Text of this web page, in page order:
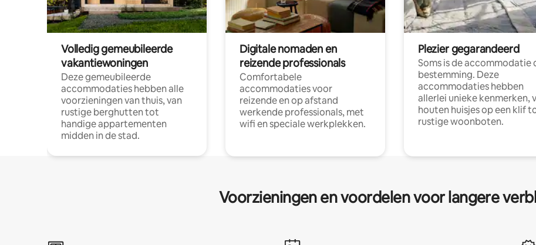
Volledig gemeubileerde
vakantiewoningen
Deze gemeubileerde
accommodaties hebben alle
voorzieningen van thuis, van
rustige berghutten tot
handige appartementen
midden in de stad.
Digitale nomaden en
reizende professionals
Comfortabele
accommodaties voor
reizende en op afstand
werkende professionals, met
wifi en speciale werkplekken.
Plezier gegarandeerd
Soms is de accommodatie
bestemming. Deze
accommodaties hebben
allerlei unieke kenmerken,
houten huisjes op een klif
rustige woonboten.
Voorzieningen en voordelen voor langere